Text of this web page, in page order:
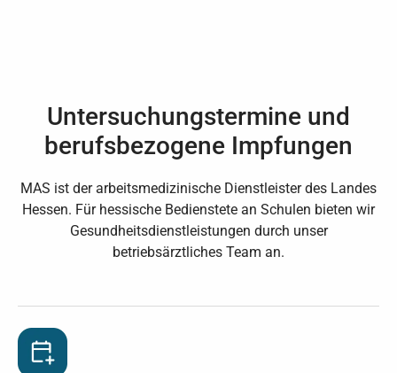
Untersuchungstermine und
berufsbezogene Impfungen
MAS ist der arbeitsmedizinische Dienstleister des Landes
Hessen. Für hessische Bedienstete an Schulen bieten wir
Gesundheitsdienstleistungen durch unser
betriebsärztliches Team an.